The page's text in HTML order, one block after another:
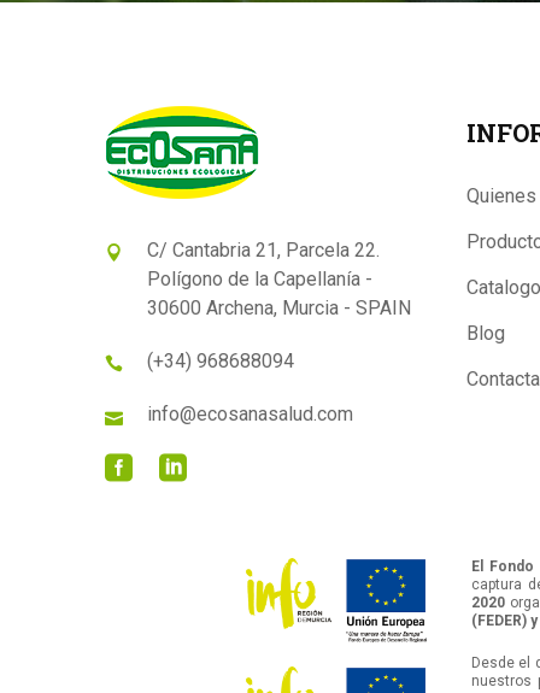
C/ Cantabria 21, Parcela 22.
Polígono de la Capellanía -
30600 Archena, Murcia - SPAIN
(+34) 968688094
info@ecosanasalud.com
Blog
El
captura
2020
(FEDER)
Desde el
nuestros